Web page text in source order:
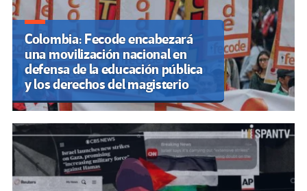
Colombia: Fecode encabezará
una movilización nacional en
defensa de la educación pública
y los derechos del magisterio